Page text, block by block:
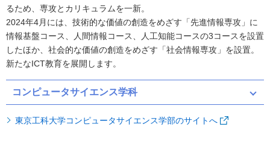
るため、専攻とカリキュラムを一新。
2024年4月には、技術的な価値の創造をめざす「先進情報専攻」に
情報基盤コース、人間情報コース、人工知能コースの3コースを設置
したほか、社会的な価値の創造をめざす「社会情報専攻」を設置。
新たなICT教育を展開します。
コンピュータサイエンス学科
東京工科大学コンピュータサイエンス学部のサイトへ